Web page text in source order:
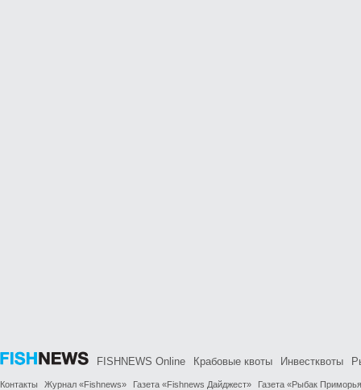
FISHNEWS Online Крабовые квоты Инвестквоты
Контакты Журнал «Fishnews» Газета «Fishnews Дайджест»
Газета «Рыбак